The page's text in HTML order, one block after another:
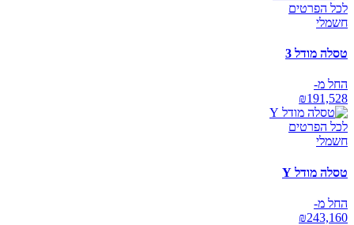
לכל הפרטים
חשמלי
טסלה מודל 3
החל מ-
₪191,528
לכל הפרטים
חשמלי
טסלה מודל Y
החל מ-
₪243,160